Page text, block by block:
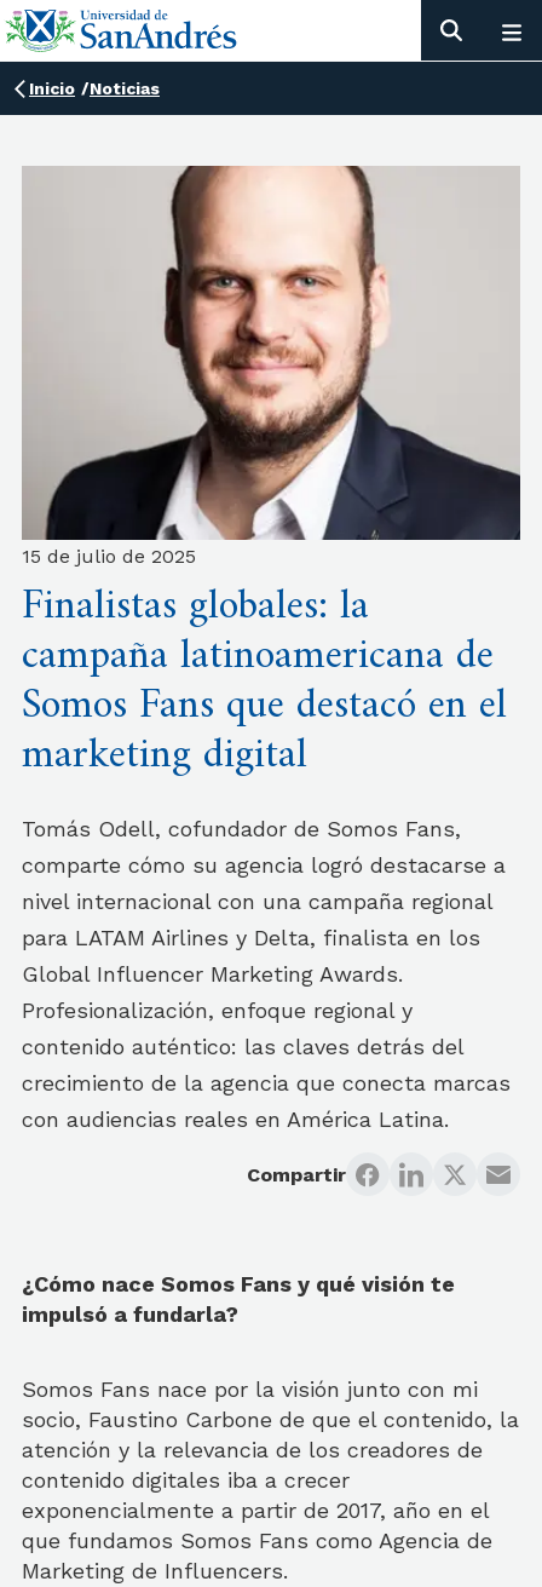
Inicio /Noticias
15 de julio de 2025
Finalistas globales: la
campaña latinoamericana de
Somos Fans que destacó en el
marketing digital
Tomás Odell, cofundador de Somos Fans,
comparte cómo su agencia logró destacarse a
nivel internacional con una campaña regional
para LATAM Airlines y Delta, finalista en los
Global Influencer Marketing Awards.
Profesionalización, enfoque regional y
contenido auténtico: las claves detrás del
crecimiento de la agencia que conecta marcas
con audiencias reales en América Latina.
Compartir
¿Cómo nace Somos Fans y qué visión te
impulsó a fundarla?
Somos Fans nace por la visión junto con mi
socio, Faustino Carbone de que el contenido, la
atención y la relevancia de los creadores de
contenido digitales iba a crecer
exponencialmente a partir de 2017, año en el
que fundamos Somos Fans como Agencia de
Marketing de Influencers.